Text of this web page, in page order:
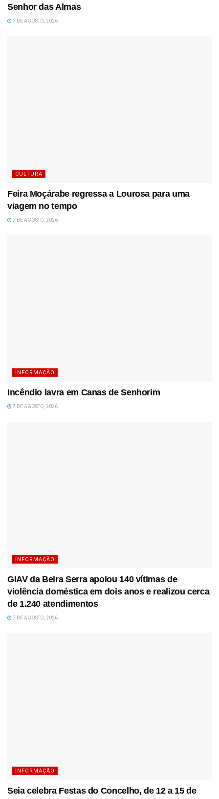
Senhor das Almas
7 DE AGOSTO, 2026
CULTURA
Feira Moçárabe regressa a Lourosa para uma
viagem no tempo
7 DE AGOSTO, 2026
INFORMAÇÃO
Incêndio lavra em Canas de Senhorim
7 DE AGOSTO, 2026
INFORMAÇÃO
GIAV da Beira Serra apoiou 140 vítimas de
violência doméstica em dois anos e realizou cerca
de 1.240 atendimentos
7 DE AGOSTO, 2026
INFORMAÇÃO
Seia celebra Festas do Concelho, de 12 a 15 de